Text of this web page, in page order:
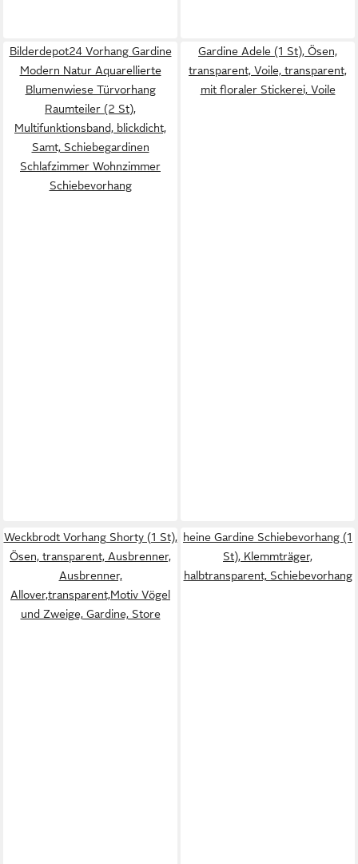
Bilderdepot24 Vorhang Gardine
Modern Natur Aquarellierte
Blumenwiese Türvorhang
Raumteiler (2 St),
Multifunktionsband, blickdicht,
Samt, Schiebegardinen
Schlafzimmer Wohnzimmer
Schiebevorhang
Gardine Adele (1 St), Ösen,
transparent, Voile, transparent,
mit floraler Stickerei, Voile
Weckbrodt Vorhang Shorty (1 St),
Ösen, transparent, Ausbrenner,
Ausbrenner,
Allover,transparent,Motiv Vögel
und Zweige, Gardine, Store
heine Gardine Schiebevorhang (1
St), Klemmträger,
halbtransparent, Schiebevorhang